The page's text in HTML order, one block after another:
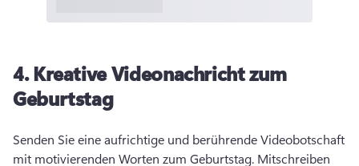
4.Kreative Videonachricht zum
Geburtstag
Senden Sie eine aufrichtige und berührende Videobotschaft
mit motivierenden Worten zum Geburtstag. Mitschreiben